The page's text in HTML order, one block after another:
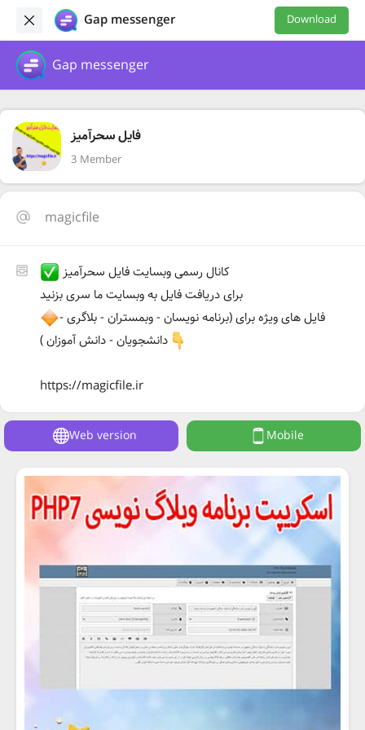
Gap messenger Download
Gap messenger
فایل سحرآمیز
3 Member
magicfile
کانال رسمی وبسایت فایل سحرآمیز
برای دریافت فایل به وبسایت ما سری بزنید
فایل های ویژه برای (برنامه نویسان - وبمستران - بلاگری -
دانشجویان - دانش آموزان )
https://magicfile.ir
Web version Mobile